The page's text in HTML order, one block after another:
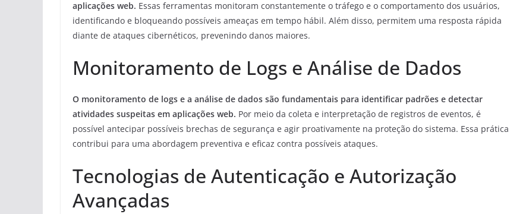
aplicações web. Essas ferramentas monitoram constantemente o tráfego e o comportamento dos usuários,
identificando e bloqueando possíveis ameaças em tempo hábil. Além disso, permitem uma resposta rápida
diante de ataques cibernéticos, prevenindo danos maiores.
Monitoramento de Logs e Análise de Dados
O monitoramento de logs e a análise de dados são fundamentais para identificar padrões e detectar
atividades suspeitas em aplicações web. Por meio da coleta e interpretação de registros de eventos, é
possível antecipar possíveis brechas de segurança e agir proativamente na proteção do sistema. Essa prática
contribui para uma abordagem preventiva e eficaz contra possíveis ataques.
Tecnologias de Autenticação e Autorização
Avançadas